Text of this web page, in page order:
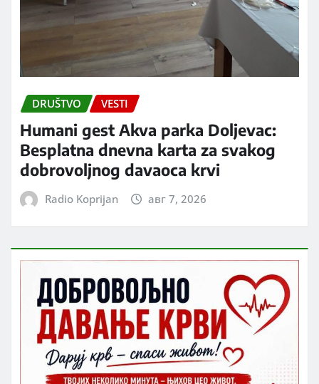
DRUŠTVO VESTI
Humani gest Akva parka Doljevac:
Besplatna dnevna karta za svakog
dobrovoljnog davaoca krvi
Radio Koprijan авг 7, 2026